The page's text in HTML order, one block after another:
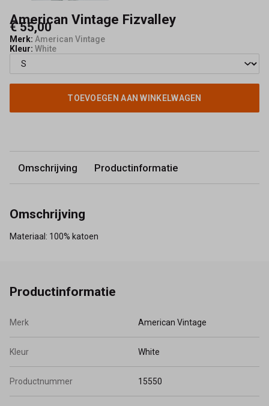
American Vintage Fizvalley
€ 55,00
Merk: American Vintage
Kleur: White
TOEVOEGEN AAN WINKELWAGEN
Omschrijving Productinformatie
Omschrijving
Materiaal: 100% katoen
Productinformatie
Merk American Vintage
Kleur White
Productnummer 15550